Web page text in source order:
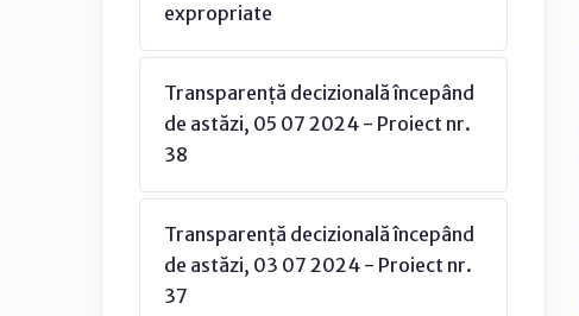
expropriate
Transparență decizională începând
de astăzi, 05 07 2024 - Proiect nr.
38
Transparență decizională începând
de astăzi, 03 07 2024 - Proiect nr.
37